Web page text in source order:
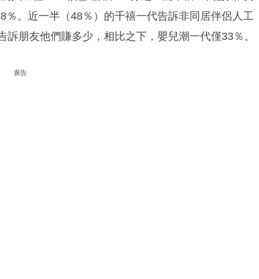
。近一半（48％）的千禧一代告訴非同居伴侶人工
朋友他們賺多少，相比之下，嬰兒潮一代僅33％。
廣告